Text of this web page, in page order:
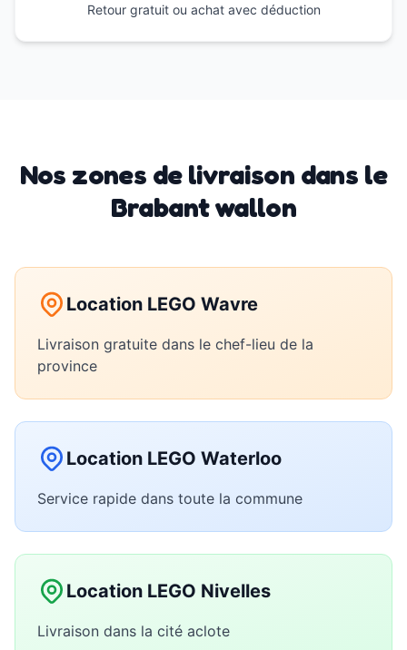
Retour gratuit ou achat avec déduction
Nos zones de livraison dans le
Brabant wallon
Location LEGO Wavre
Livraison gratuite dans le chef-lieu de la
province
Location LEGO Waterloo
Service rapide dans toute la commune
Location LEGO Nivelles
Livraison dans la cité aclote